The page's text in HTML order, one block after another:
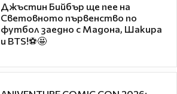
Джъстин Бийбър ще пее на
Световното първенство по
футбол заедно с Мадона, Шакира
и BTS!⚽🤩